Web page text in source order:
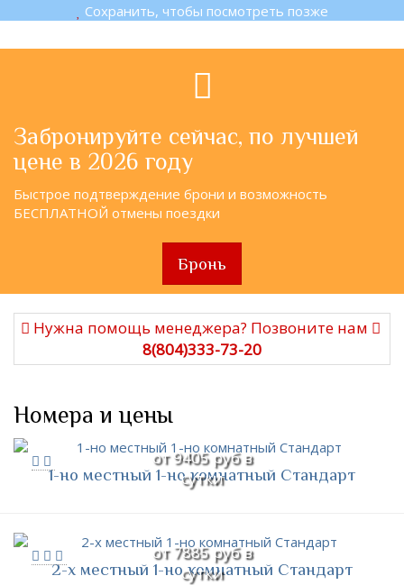
Сохранить, чтобы посмотреть позже
Забронируйте сейчас, по лучшей
цене в 2026 году
Быстрое подтверждение брони и возможность
БЕСПЛАТНОЙ отмены поездки
Бронь
Нужна помощь менеджера? Позвоните нам
8(804)333-73-20
Номера и цены
от 9405 руб в
сутки
1-но местный 1-но комнатный Стандарт
от 7885 руб в
сутки
2-х местный 1-но комнатный Стандарт